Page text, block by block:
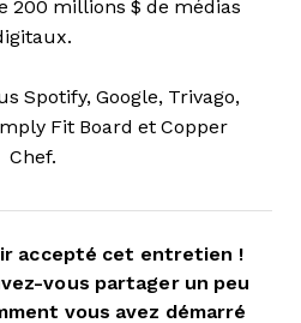
200 millions $ de médias
Spotify, Google, Trivago,
Fit Board et Copper
Chef.
accepté cet entretien !
vous partager un peu
vous avez démarré